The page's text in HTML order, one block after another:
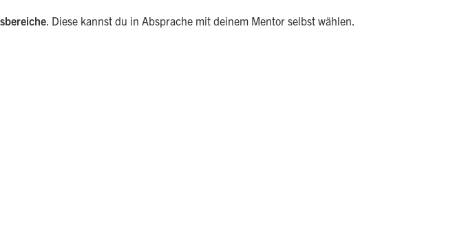
. Diese kannst du in Absprache mit deinem Mentor selbst wählen.